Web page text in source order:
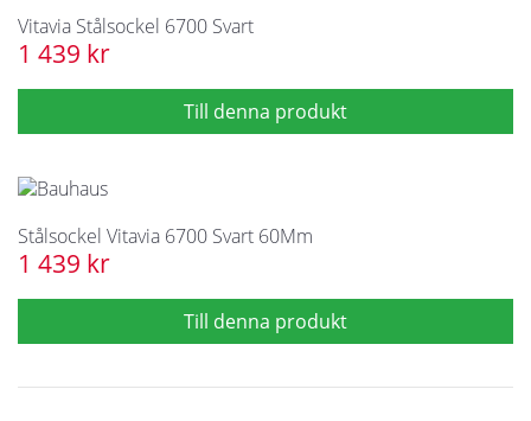
Vitavia Stålsockel 6700 Svart
1 439 kr
Stålsockel Vitavia 6700 Svart 60Mm
1 439 kr